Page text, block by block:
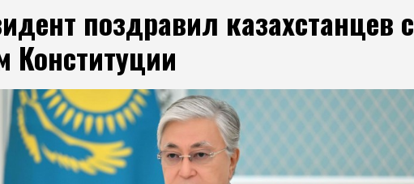
поздравил казахстанцев с
Конституции